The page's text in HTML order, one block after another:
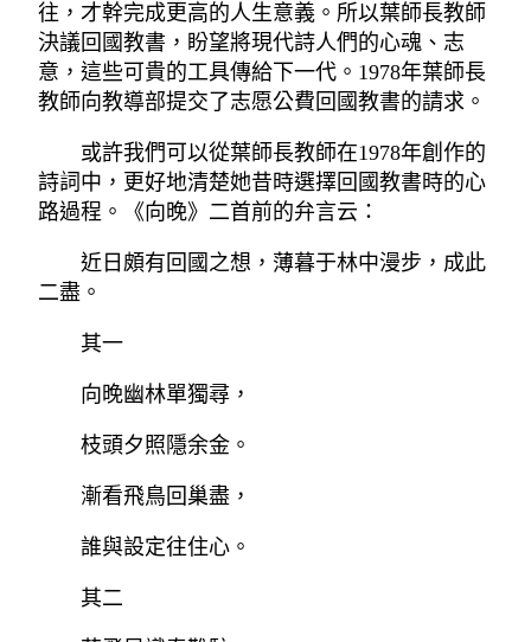
往，才幹完成更高的人生意義。所以葉師長教師
決議回國教書，盼望將現代詩人們的心魂、志
意，這些可貴的工具傳給下一代。1978年葉師長
教師向教導部提交了志愿公費回國教書的請求。
或許我們可以從葉師長教師在1978年創作的
詩詞中，更好地清楚她昔時選擇回國教書時的心
路過程。《向晚》二首前的弁言云：
近日頗有回國之想，薄暮于林中漫步，成此
二盡。
其一
向晚幽林單獨尋，
枝頭夕照隱余金。
漸看飛鳥回巢盡，
誰與設定往住心。
其二